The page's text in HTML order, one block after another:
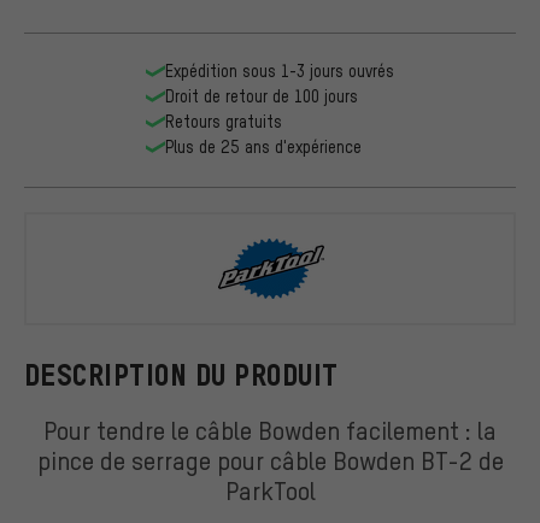
DESCRIPTION DU PRODUIT
Pour tendre le câble Bowden facilement : la
pince de serrage pour câble Bowden BT-2 de
ParkTool
Expédition sous 1-3 jours ouvrés
Droit de retour de 100 jours
Retours gratuits
Plus de 25 ans d'expérience